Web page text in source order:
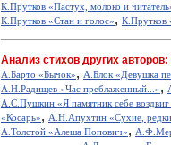
К.Прутков «Пастух, молоко и
К.Прутков «Стан и голос», К.Прутков
Анализ стихов других авторов:
А.Барто «Бычок», А.Блок «Девушка
А.Н.Радищев «Час преблаженный...»,
А.С.Пушкин «Я памятник себе
«Косарь», А.Н.Апухтин «Сухие,
А.Толстой «Алеша Попович»,